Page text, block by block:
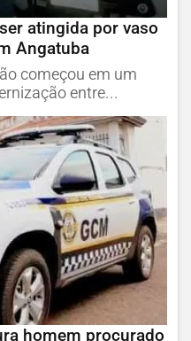
atingida por vaso
Angatuba
começou em um
entre...
homem procurado